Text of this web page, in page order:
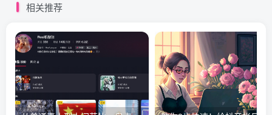
相关推荐